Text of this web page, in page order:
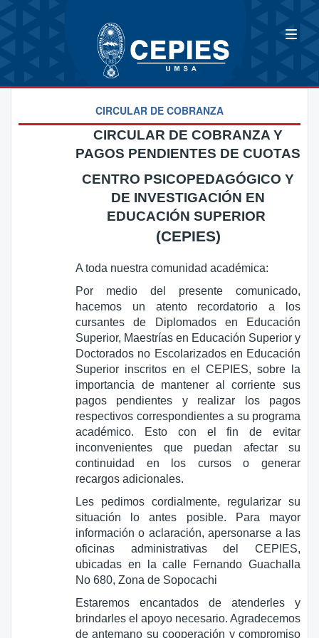
CIRCULAR DE COBRANZA
CIRCULAR DE COBRANZA Y
PAGOS PENDIENTES DE CUOTAS
CENTRO PSICOPEDAGÓGICO Y
DE INVESTIGACIÓN EN
EDUCACIÓN SUPERIOR
(CEPIES)
A toda nuestra comunidad académica:
Por medio del presente comunicado,
hacemos un atento recordatorio a los
cursantes de Diplomados en Educación
Superior, Maestrías en Educación Superior y
Doctorados no Escolarizados en Educación
Superior inscritos en el CEPIES, sobre la
importancia de mantener al corriente sus
pagos pendientes y realizar los pagos
respectivos correspondientes a su programa
académico. Esto con el fin de evitar
inconvenientes que puedan afectar su
continuidad en los cursos o generar
recargos adicionales.
Les pedimos cordialmente, regularizar su
situación lo antes posible. Para mayor
información o aclaración, apersonarse a las
oficinas administrativas del CEPIES,
ubicadas en la calle Fernando Guachalla
No 680, Zona de Sopocachi
Estaremos encantados de atenderles y
brindarles el apoyo necesario. Agradecemos
de antemano su cooperación y compromiso